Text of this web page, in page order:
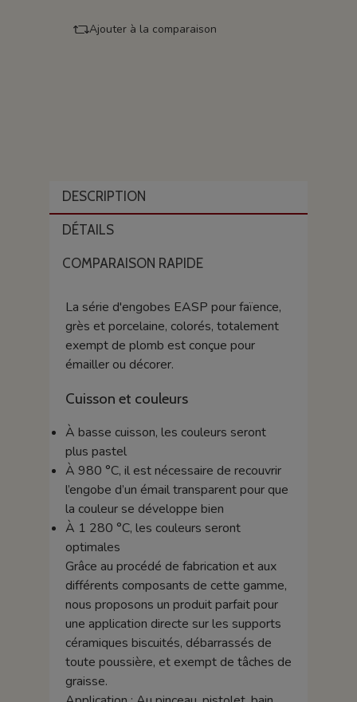
Ajouter à la comparaison
DESCRIPTION
DÉTAILS
COMPARAISON RAPIDE
La série d'engobes EASP pour faïence,
grès et porcelaine, colorés, totalement
exempt de plomb est conçue pour
émailler ou décorer.
Cuisson et couleurs
À basse cuisson, les couleurs seront
plus pastel
À 980 °C, il est nécessaire de recouvrir
l’engobe d’un émail transparent pour que
la couleur se développe bien
À 1 280 °C, les couleurs seront
optimales
Grâce au procédé de fabrication et aux
différents composants de cette gamme,
nous proposons un produit parfait pour
une application directe sur les supports
céramiques biscuités, débarrassés de
toute poussière, et exempt de tâches de
graisse.